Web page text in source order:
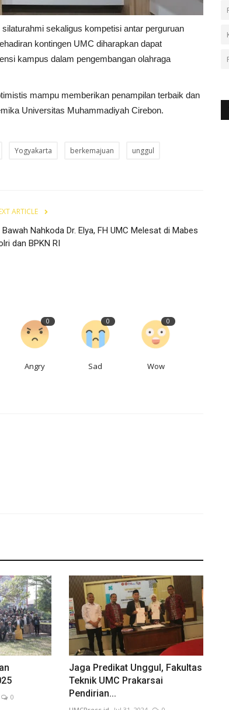
sekaligus kompetisi antar perguruan
kontingen UMC diharapkan dapat
kampus dalam pengembangan olahraga
mampu memberikan penampilan terbaik dan
Universitas Muhammadiyah Cirebon.
Yogyakarta berkemajuan unggul
ARTICLE
Bawah Nahkoda Dr. Elya, FH UMC Melesat di Mabes
dan BPKN RI
0
Angry
0
Sad
0
Wow
0
Jaga Predikat Unggul, Fakultas
Teknik UMC Prakarsai
Pendirian...